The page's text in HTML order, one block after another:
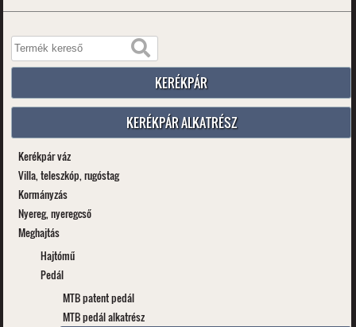
KERÉKPÁR
KERÉKPÁR ALKATRÉSZ
Kerékpár váz
Villa, teleszkóp, rugóstag
Kormányzás
Nyereg, nyeregcső
Meghajtás
Hajtómű
Pedál
MTB patent pedál
MTB pedál alkatrész